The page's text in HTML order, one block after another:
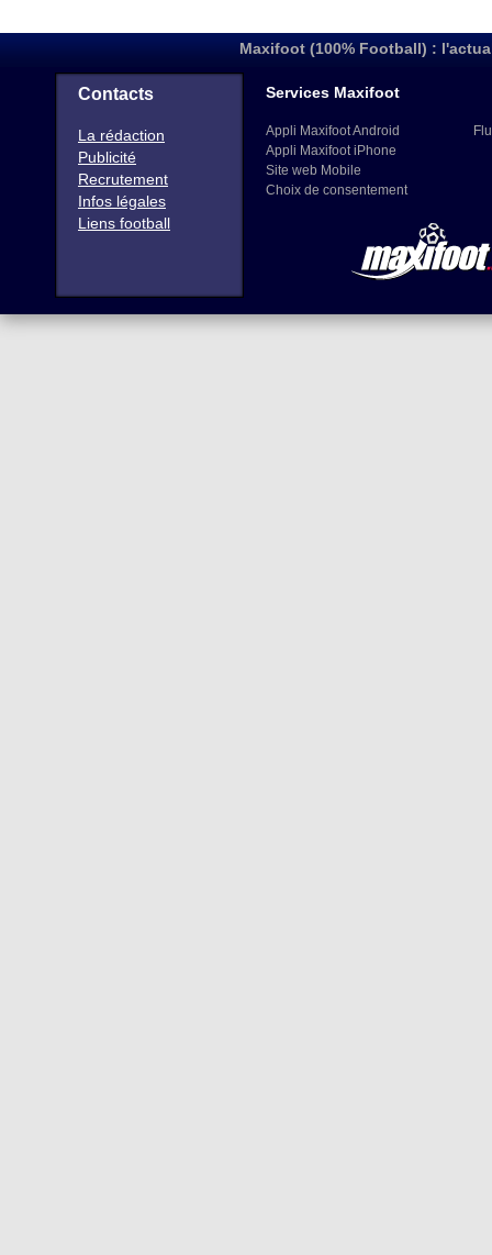
Maxifoot (100% Football) :
Contacts
La rédaction
Publicité
Recrutement
Infos légales
Liens football
Services Maxifoot
Appli Maxifoot Android
Appli Maxifoot iPhone
Site web Mobile
Choix de consentement